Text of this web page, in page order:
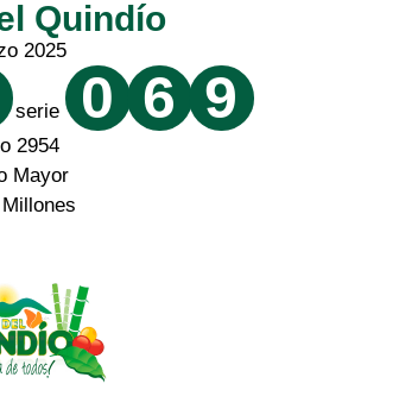
Quindío
2025
serie 0 6 9
2954
Mayor